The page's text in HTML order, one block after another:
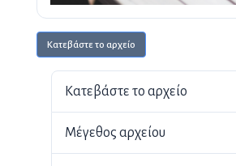
Κατεβάστε το αρχείο
Κατεβάστε το αρχείο
Μέγεθος αρχείου